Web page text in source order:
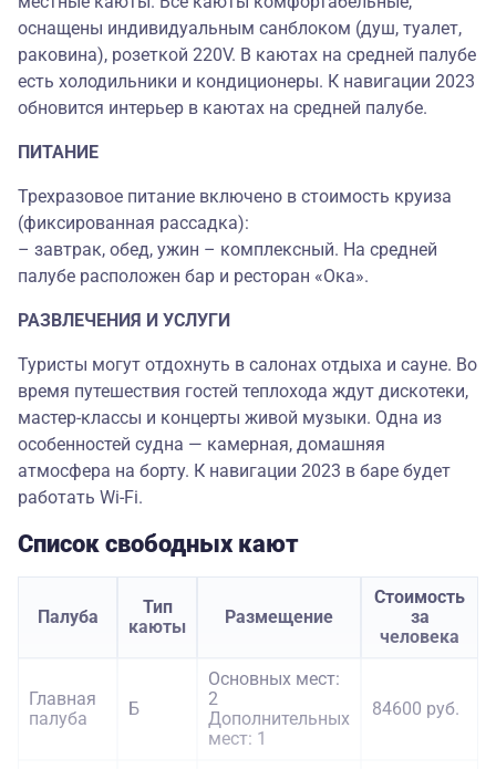
оснащены индивидуальным санблоком (душ, туалет,
раковина), розеткой 220V. В каютах на средней палубе
есть холодильники и кондиционеры. К навигации 2023
обновится интерьер в каютах на средней палубе.
ПИТАНИЕ
Трехразовое питание включено в стоимость круиза
(фиксированная рассадка):
– завтрак, обед, ужин – комплексный. На средней
палубе расположен бар и ресторан «Ока».
РАЗВЛЕЧЕНИЯ И УСЛУГИ
Туристы могут отдохнуть в салонах отдыха и сауне. Во
время путешествия гостей теплохода ждут дискотеки,
мастер-классы и концерты живой музыки. Одна из
особенностей судна — камерная, домашняя
атмосфера на борту. К навигации 2023 в баре будет
работать Wi-Fi.
Список свободных кают
Палуба
Тип
каюты
Размещение
Стоимость
за
человека
Главная
палуба
Б
Основных мест:
2
Дополнительных
мест: 1
84600 руб.